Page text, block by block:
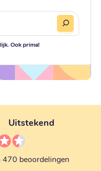
Ook prima!
Uitstekend
470 beoordelingen